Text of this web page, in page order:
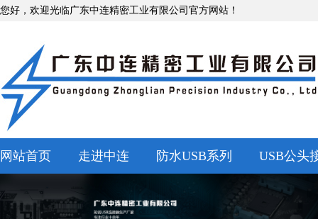
您好，欢迎光临广东中连精密工业有限公司官方网站！
网站首页 走进中连 防水USB系列 USB公头